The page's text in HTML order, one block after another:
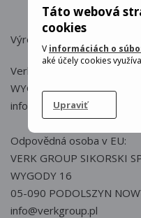
Táto webová
cookies
V informáciách o
aké účely cookies
Upraviť
Výrobca : Verk
Verk
WYGODY 16, 05-090
info@verkgroup.pl
Odpovědná osoba v EU:
VERK GROUP SIKORSKI
WYGODY 16
05-090 PODOLSZYN
info@verkgroup.pl